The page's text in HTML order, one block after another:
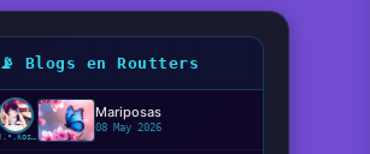
📡 Blogs en Routters
ꕥ.•.kosaki.•.🦋
Mariposas
08 May 2026